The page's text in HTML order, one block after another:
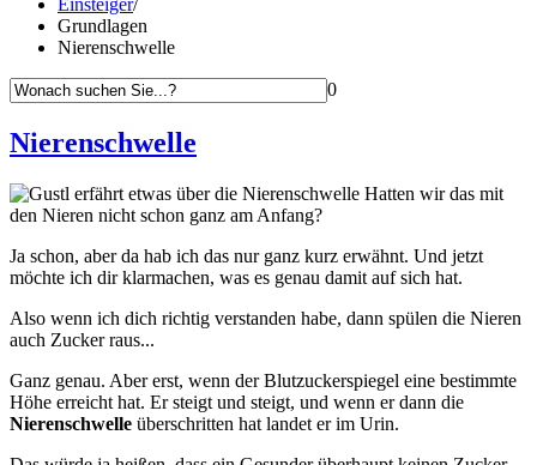
Einsteiger/
Grundlagen
Nierenschwelle
0
Nierenschwelle
Hatten wir das mit
den Nieren nicht schon ganz am Anfang?
Ja schon, aber da hab ich das nur ganz kurz erwähnt. Und jetzt
möchte ich dir klarmachen, was es genau damit auf sich hat.
Also wenn ich dich richtig verstanden habe, dann spülen die Nieren
auch Zucker raus...
Ganz genau. Aber erst, wenn der Blutzuckerspiegel eine bestimmte
Höhe erreicht hat. Er steigt und steigt, und wenn er dann die
Nierenschwelle überschritten hat landet er im Urin.